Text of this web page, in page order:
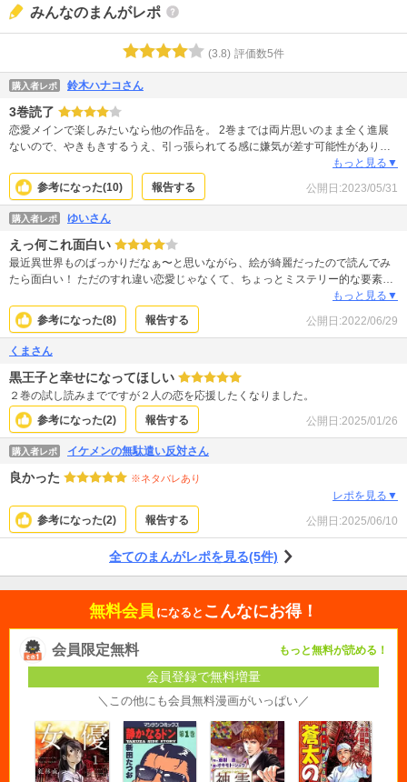
みんなのまんがレポ
(3.8) 評価数5件
購入者レポ 鈴木ハナコさん
3巻読了
恋愛メインで楽しみたいなら他の作品を。 2巻までは両片思いのまま全く進展
ないので、やきもきするうえ、引っ張られてる感に嫌気が差す可能性がありま
す。 3巻から第一王子失踪の謎から何から、いろいろな事態が急展開するの
で、試し読みで気になった人は3巻から買ってもいいのかなーと思います。
もっと見る▼
参考になった(10) 報告する 公開日:2023/05/31
購入者レポ ゆいさん
えっ何これ面白い
最近異世界ものばっかりだなぁ〜と思いながら、絵が綺麗だったので読んでみ
たら面白い！ ただのすれ違い恋愛じゃなくて、ちょっとミステリー的な要素が
あるような？？ 第一王子が失踪した理由と顛末によっては☆5つになるか
も！！続きが楽しみ。
もっと見る▼
参考になった(8) 報告する 公開日:2022/06/29
くまさん
黒王子と幸せになってほしい
２巻の試し読みまでですが２人の恋を応援したくなりました。
参考になった(2) 報告する 公開日:2025/01/26
購入者レポ イケメンの無駄遣い反対さん
良かった ※ネタバレあり
レポを見る▼
参考になった(2) 報告する 公開日:2025/06/10
全てのまんがレポを見る(5件)
無料会員 になると こんなにお得！
会員限定無料 もっと無料が読める！
会員登録で無料増量
＼この他にも会員無料漫画がいっぱい／